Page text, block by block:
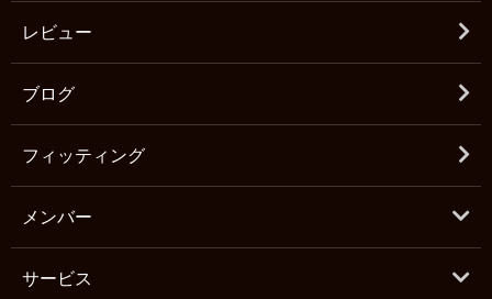
レビュー
ブログ
フィッティング
メンバー
サービス